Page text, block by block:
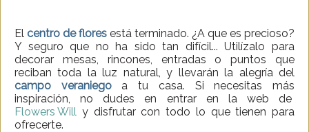
El centro de flores está terminado. ¿A que es precioso?
Y seguro que no ha sido tan difícil... Utilízalo para
decorar mesas, rincones, entradas o puntos que
reciban toda la luz natural, y llevarán la alegría del
campo veraniegoa tu casa. Si necesitas más
inspiración, no dudes en entrar en la web de
Flowers Will y disfrutar con todo lo que tienen para
ofrecerte.